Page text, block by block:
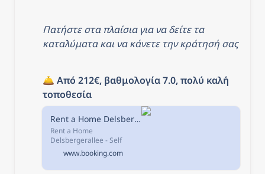
Πατήστε στα πλαίσια για να δείτε τα
καταλύματα και να κάνετε την κράτησή σας
🛎️ Από 212€, βαθμολογία 7.0, πολύ καλή
τοποθεσία
Rent a Home Delsbergerallee - Self Check-In, Βασιλεία, Ελβετία
Rent a Home
Delsbergerallee - Self
Check-In, Βασιλεία – Κάντε
κράτηση με Εγγύηση
Καλύτερης Τιμής! 1099
www.booking.com